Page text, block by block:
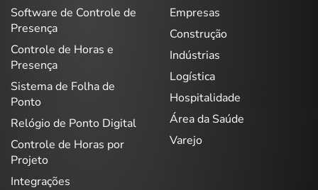
Software de Controle de
Presença
Controle de Horas e
Presença
Sistema de Folha de
Ponto
Relógio de Ponto Digital
Controle de Horas por
Projeto
Integrações
Empresas
Construção
Indústrias
Logística
Hospitalidade
Área da Saúde
Varejo